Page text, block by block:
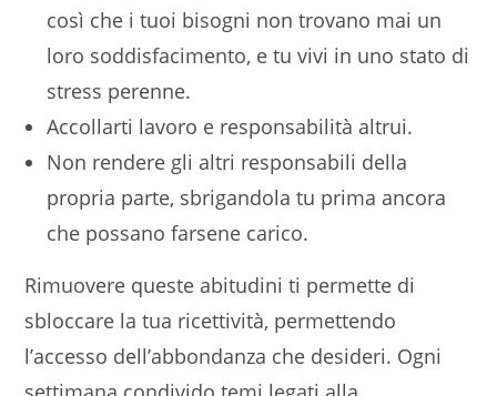
così che i tuoi bisogni non trovano mai un
loro soddisfacimento, e tu vivi in uno stato di
stress perenne.
Accollarti lavoro e responsabilità altrui.
Non rendere gli altri responsabili della
propria parte, sbrigandola tu prima ancora
che possano farsene carico.
Rimuovere queste abitudini ti permette di
sbloccare la tua ricettività, permettendo
l’accesso dell’abbondanza che desideri. Ogni